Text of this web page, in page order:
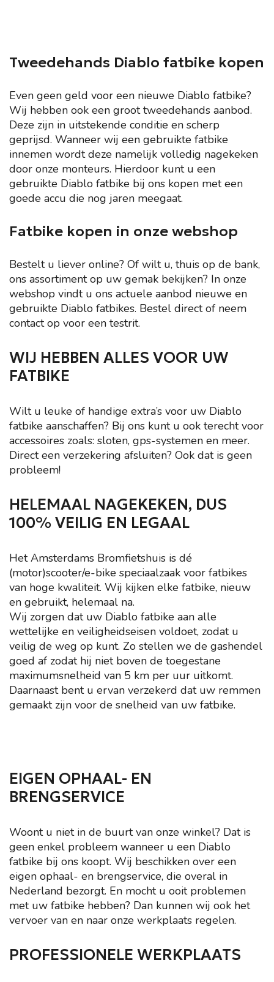
Tweedehands Diablo fatbike kopen
Even geen geld voor een nieuwe Diablo fatbike?
Wij hebben ook een groot tweedehands aanbod.
Deze zijn in uitstekende conditie en scherp
geprijsd. Wanneer wij een gebruikte fatbike
innemen wordt deze namelijk volledig nagekeken
door onze monteurs. Hierdoor kunt u een
gebruikte Diablo fatbike bij ons kopen met een
goede accu die nog jaren meegaat.
Fatbike kopen in onze webshop
Bestelt u liever online? Of wilt u, thuis op de bank,
ons assortiment op uw gemak bekijken? In onze
webshop vindt u ons actuele aanbod nieuwe en
gebruikte Diablo fatbikes. Bestel direct of neem
contact op voor een testrit.
WIJ HEBBEN ALLES VOOR UW
FATBIKE
Wilt u leuke of handige extra’s voor uw Diablo
fatbike aanschaffen? Bij ons kunt u ook terecht voor
accessoires zoals: sloten, gps-systemen en meer.
Direct een verzekering afsluiten? Ook dat is geen
probleem!
HELEMAAL NAGEKEKEN, DUS
100% VEILIG EN LEGAAL
Het Amsterdams Bromfietshuis is dé
(motor)scooter/e-bike speciaalzaak voor fatbikes
van hoge kwaliteit. Wij kijken elke fatbike, nieuw
en gebruikt, helemaal na.
Wij zorgen dat uw Diablo fatbike aan alle
wettelijke en veiligheidseisen voldoet, zodat u
veilig de weg op kunt. Zo stellen we de gashendel
goed af zodat hij niet boven de toegestane
maximumsnelheid van 5 km per uur uitkomt.
Daarnaast bent u ervan verzekerd dat uw remmen
gemaakt zijn voor de snelheid van uw fatbike.
EIGEN OPHAAL- EN
BRENGSERVICE
Woont u niet in de buurt van onze winkel? Dat is
geen enkel probleem wanneer u een Diablo
fatbike bij ons koopt. Wij beschikken over een
eigen ophaal- en brengservice, die overal in
Nederland bezorgt. En mocht u ooit problemen
met uw fatbike hebben? Dan kunnen wij ook het
vervoer van en naar onze werkplaats regelen.
PROFESSIONELE WERKPLAATS